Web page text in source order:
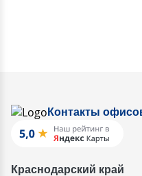
Контакты
Краснодарский край